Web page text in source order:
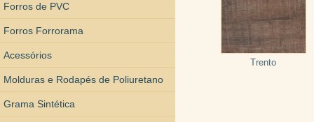
Forros de PVC
Forros Forrorama
Acessórios
Molduras e Rodapés de Poliuretano
Grama Sintética
Trento